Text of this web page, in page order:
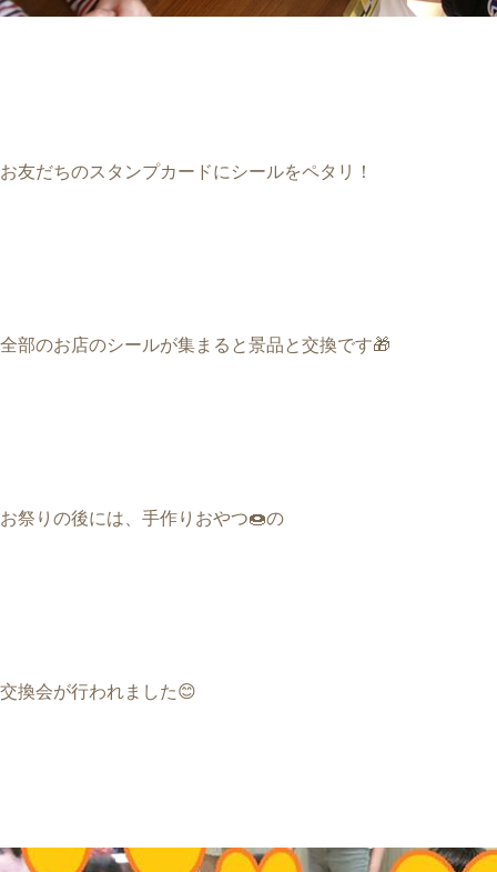
お友だちのスタンプカードにシールをペタリ！
全部のお店のシールが集まると景品と交換です🎁
お祭りの後には、手作りおやつ🍩の
交換会が行われました😊